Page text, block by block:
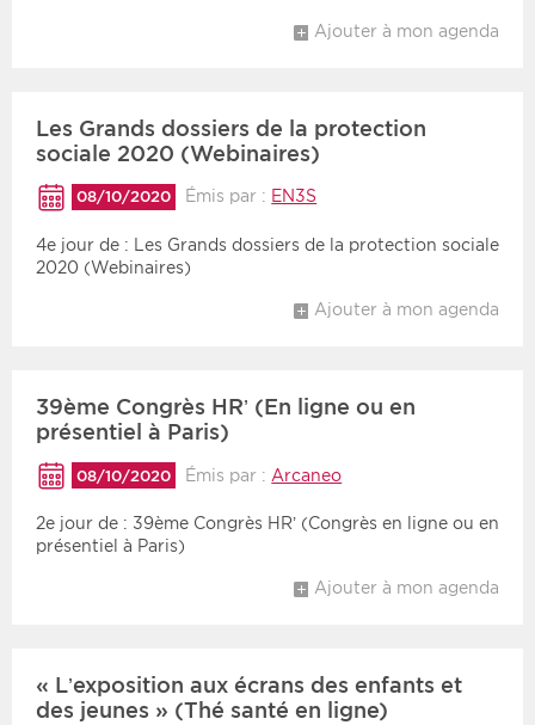
Ajouter à mon agenda
Les Grands dossiers de la protection
sociale 2020 (Webinaires)
08/10/2020 Émis par : EN3S
4e jour de : Les Grands dossiers de la protection sociale
2020 (Webinaires)
Ajouter à mon agenda
39ème Congrès HR’ (En ligne ou en
présentiel à Paris)
08/10/2020 Émis par : Arcaneo
2e jour de : 39ème Congrès HR’ (Congrès en ligne ou en
présentiel à Paris)
Ajouter à mon agenda
« L’exposition aux écrans des enfants et
des jeunes » (Thé santé en ligne)